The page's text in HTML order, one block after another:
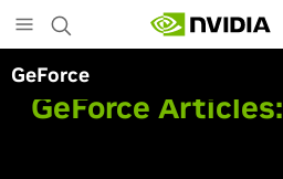
to
main
content
GeForce
GeForce Articles: